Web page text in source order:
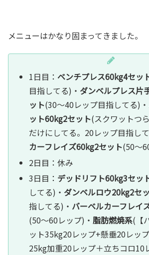
メニューはかなり固まってきました。
1日目： ベンチプレス60kg4セッ
目指してる)・ ダンベルプレス片
ット(30～40レップ目指してる)・
ット60kg2セット(スクワットつ
だけにしてる。20レップ目指し
カーフレイズ60kg2セット(50～
2日目：休み
3日目： デッドリフト60kg3セッ
してる)・ ダンベルロウ20kg2セ
指してる)・ バーベルカーフレイ
(50～60レップ)・脂肪燃焼系(【
ット35kg20レップ+懸垂20レッ
25kg加重20レップ＋立ちコロ10